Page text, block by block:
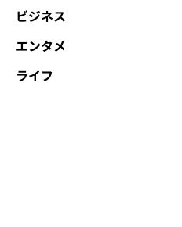
ビジネス
エンタメ
ライフ